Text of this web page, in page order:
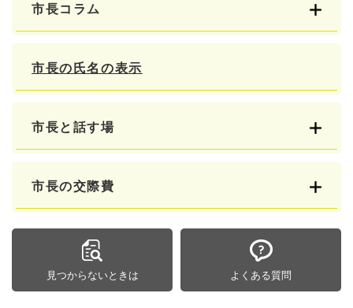
市長コラム
市長の氏名の表示
市長と話す場
市長の交際費
見つからないときは よくある質問